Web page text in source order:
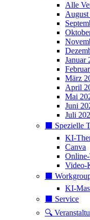
Alle
Januar
März
April
Mai
Juni
Juli
⬛️ Spezielle
KI-
Canva
Video-
⬛️
KI-
⬛️ Service
🔍